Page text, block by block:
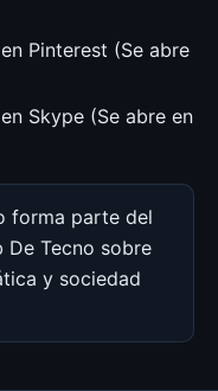
Pinterest (Se abre
Skype (Se abre en
forma parte del
De Tecno sobre
y sociedad